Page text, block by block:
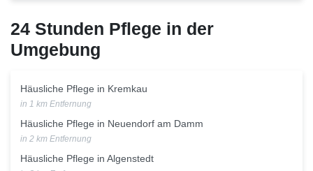
24 Stunden Pflege in der
Umgebung
Häusliche Pflege in Kremkau
in 1 km Entfernung
Häusliche Pflege in Neuendorf am Damm
in 2 km Entfernung
Häusliche Pflege in Algenstedt